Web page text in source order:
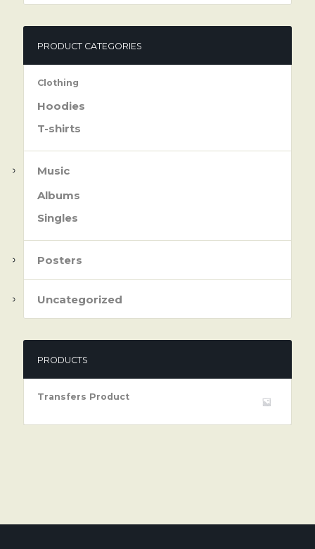
PRODUCT CATEGORIES
Clothing
Hoodies
T-shirts
Music
Albums
Singles
Posters
Uncategorized
PRODUCTS
Transfers Product